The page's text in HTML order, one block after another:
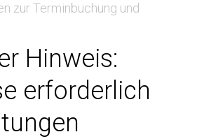
zur Terminbuchung und
Hinweis:
erforderlich